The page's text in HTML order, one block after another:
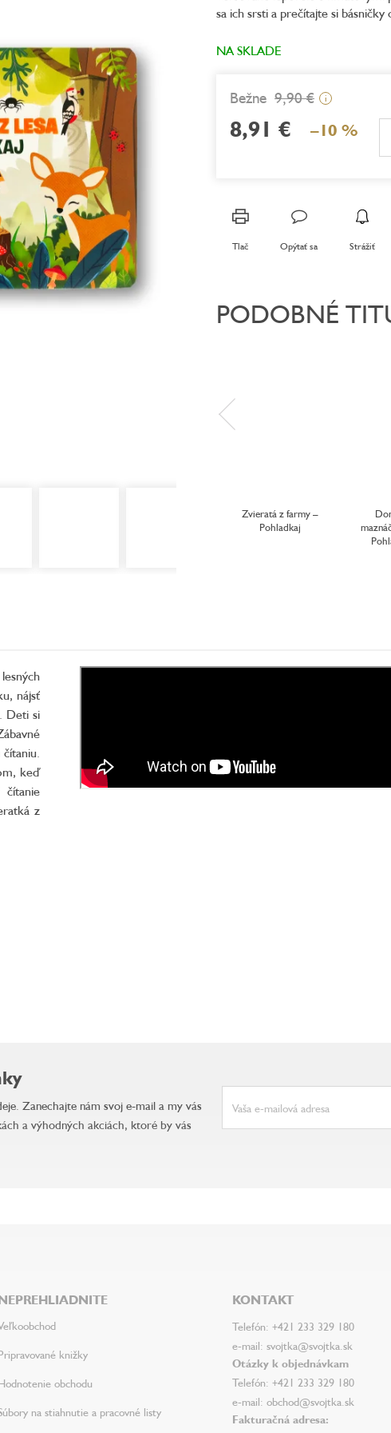
5,0
sa ich srsti a prečítajte si básničky
NA SKLADE
9,90 € i
8,91 € –10 %
Tlač Opýtať sa Strážiť
PODOBNÉ
Zvieratá z farmy –
Pohladkaj
nájsť
Deti si
keď
z
Zanechajte nám svoj e-mail a my vás
a výhodných akciách, ktoré by vás
knižky
obchodu
na stiahnutie a pracovné listy
KONTAKT
Telefón: +421 233 329 180
e-mail: svojtka@svojtka.sk
Otázky k objednávkam
Telefón: +421 233 329 180
e-mail: obchod@svojtka.sk
Fakturačná adresa: